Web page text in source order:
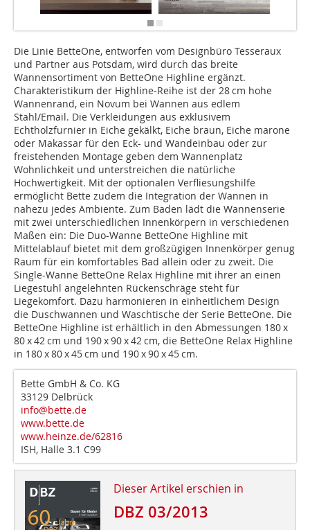
Die Linie BetteOne, entworfen vom Designbüro Tesseraux
und Partner aus Potsdam, wird durch das breite
Wannensortiment von BetteOne Highline ergänzt.
Charakteristikum der Highline-Reihe ist der 28 cm hohe
Wannenrand, ein Novum bei Wannen aus edlem
Stahl/Email. Die Verkleidungen aus exklusivem
Echtholzfurnier in Eiche gekälkt, Eiche braun, Eiche marone
oder Makassar für den Eck- und Wandeinbau oder zur
freistehenden Montage geben dem Wannenplatz
Wohnlichkeit und unterstreichen die natürliche
Hochwertigkeit. Mit der optionalen Verfliesungshilfe
ermöglicht Bette zudem die Integration der Wannen in
nahezu jedes Ambiente. Zum Baden lädt die Wannenserie
mit zwei unterschiedlichen Innenkörpern in verschiedenen
Maßen ein: Die Duo-Wanne BetteOne Highline mit
Mittelablauf bietet mit dem groß­zügigen Innenkörper genug
Raum für ein komfortables Bad allein oder zu zweit. Die
Single-Wanne BetteOne Relax Highline mit ihrer an einen
Liegestuhl angelehnten Rückenschräge steht für
Liegekomfort. Dazu harmonieren in einheitlichem Design
die Duschwannen und Waschtische der Serie BetteOne. Die
BetteOne Highline ist erhältlich in den Abmessungen 180 x
80 x 42 cm und 190 x 90 x 42 cm, die BetteOne Relax Highline
in 180 x 80 x 45 cm und 190 x 90 x 45 cm.
Bette GmbH & Co. KG
33129 Delbrück
info@bette.de
www.bette.de
www.heinze.de/62816
ISH, Halle 3.1 C99
Dieser Artikel erschien in
DBZ 03/2013